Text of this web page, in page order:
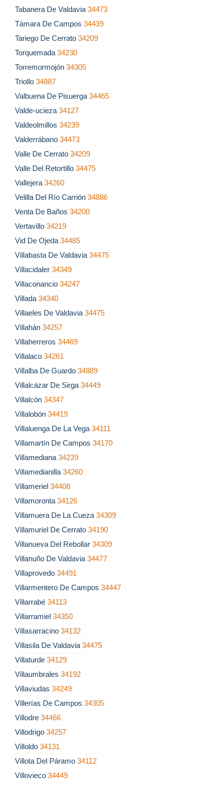
Tabanera De Valdavia 34473
Támara De Campos 34439
Tariego De Cerrato 34209
Torquemada 34230
Torremormojón 34305
Triollo 34887
Valbuena De Pisuerga 34465
Valde-ucieza 34127
Valdeolmillos 34239
Valderrábano 34473
Valle De Cerrato 34209
Valle Del Retortillo 34475
Vallejera 34260
Velilla Del Río Carrión 34886
Venta De Baños 34200
Vertavillo 34219
Vid De Ojeda 34485
Villabasta De Valdavia 34475
Villacidaler 34349
Villaconancio 34247
Villada 34340
Villaeles De Valdavia 34475
Villahán 34257
Villaherreros 34469
Villalaco 34261
Villalba De Guardo 34889
Villalcázar De Sirga 34449
Villalcón 34347
Villalobón 34419
Villaluenga De La Vega 34111
Villamartín De Campos 34170
Villamediana 34239
Villamedianilla 34260
Villameriel 34408
Villamoronta 34126
Villamuera De La Cueza 34309
Villamuriel De Cerrato 34190
Villanueva Del Rebollar 34309
Villanuño De Valdavia 34477
Villaprovedo 34491
Villarmentero De Campos 34447
Villarrabé 34113
Villarramiel 34350
Villasarracino 34132
Villasila De Valdavia 34475
Villaturde 34129
Villaumbrales 34192
Villaviudas 34249
Villerías De Campos 34305
Villodre 34466
Villodrigo 34257
Villoldo 34131
Villota Del Páramo 34112
Villovieco 34449